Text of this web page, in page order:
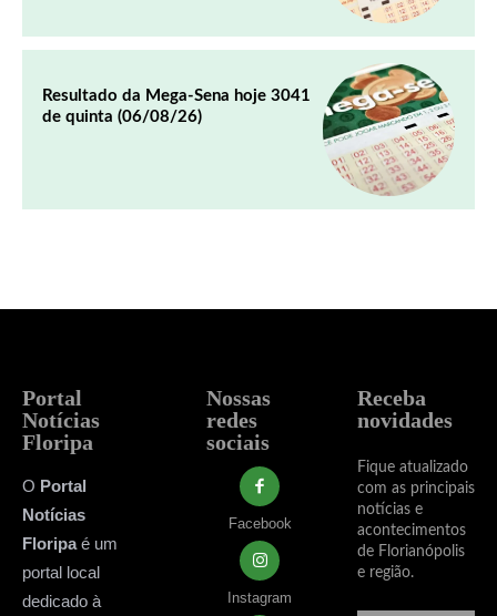
Resultado da Mega-Sena hoje 3041
de quinta (06/08/26)
Portal
Notícias
Floripa
O Portal
Notícias
Floripaé um
portal local
dedicado à
Nossas
redes
sociais
Facebook
Instagram
Receba
novidades
Fique atualizado
com as principais
notícias e
acontecimentos
de Florianópolis
e região.